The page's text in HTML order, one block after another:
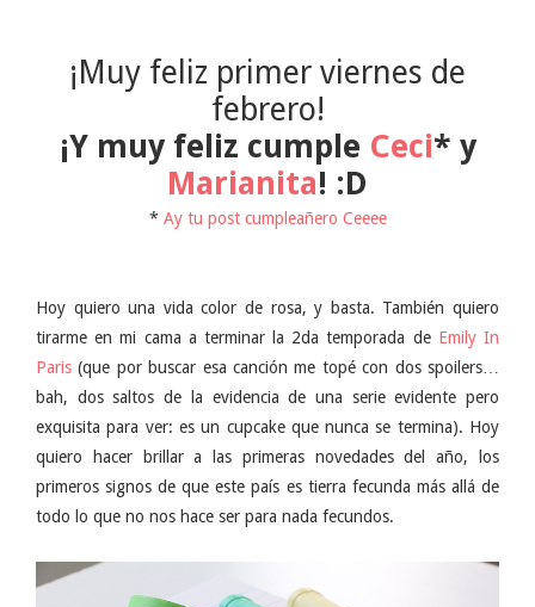
¡Muy feliz primer viernes de
febrero!
¡Y muy feliz cumple Ceci* y
Marianita! :D
* Ay tu post cumpleañero Ceeee
Hoy quiero una vida color de rosa, y basta. También quiero
tirarme en mi cama a terminar la 2da temporada de Emily In
Paris (que por buscar esa canción me topé con dos spoilers…
bah, dos saltos de la evidencia de una serie evidente pero
exquisita para ver: es un cupcake que nunca se termina). Hoy
quiero hacer brillar a las primeras novedades del año, los
primeros signos de que este país es tierra fecunda más allá de
todo lo que no nos hace ser para nada fecundos.